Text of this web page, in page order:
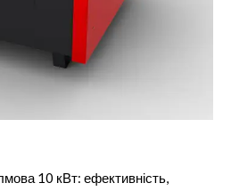
10 кВт: ефективність,